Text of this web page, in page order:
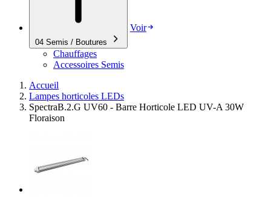
04 Semis / Boutures
Voir
Chauffages
Accessoires Semis
Accueil
Lampes horticoles LEDs
SpectraB.2.G UV60 - Barre Horticole LED UV-A 30W
Floraison